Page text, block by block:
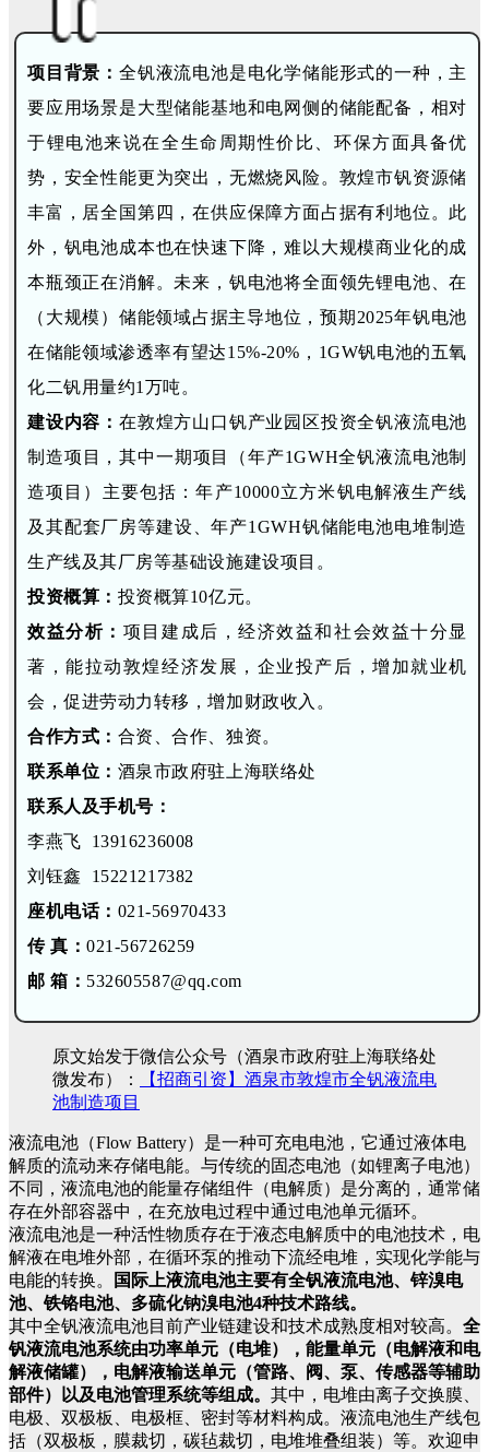
项目背景：全钒液流电池是电化学储能形式的一种，主
要应用场景是大型储能基地和电网侧的储能配备，相对
于锂电池来说在全生命周期性价比、环保方面具备优
势，安全性能更为突出，无燃烧风险。敦煌市钒资源储
丰富，居全国第四，在供应保障方面占据有利地位。此
外，钒电池成本也在快速下降，难以大规模商业化的成
本瓶颈正在消解。未来，钒电池将全面领先锂电池、在
（大规模）储能领域占据主导地位，预期2025年钒电池
在储能领域渗透率有望达15%-20%，1GW钒电池的五氧
化二钒用量约1万吨。
建设内容：在敦煌方山口钒产业园区投资全钒液流电池
制造项目，其中一期项目（年产1GWH全钒液流电池制
造项目）主要包括：年产10000立方米钒电解液生产线
及其配套厂房等建设、年产1GWH钒储能电池电堆制造
生产线及其厂房等基础设施建设项目。
投资概算： 投资概算10亿元。
效益分析： 项目建成后，经济效益和社会效益十分显
著，能拉动敦煌经济发展，企业投产后，增加就业机
会，促进劳动力转移，增加财政收入。
合作方式： 合资、合作、独资。
联系单位： 酒泉市政府驻上海联络处
联系人及手机号：
李燕飞 13916236008
刘钰鑫 15221217382
座机电话： 021-56970433
传 真：021-56726259
邮 箱： 532605587@qq.com
原文始发于微信公众号（酒泉市政府驻上海联络处
微发布）：
【招商引资】酒泉市敦煌市全钒液流电
池制造项目
液流电池（Flow Battery）是一种可充电电池，它通过液体电
解质的流动来存储电能。与传统的固态电池（如锂离子电池）
不同，液流电池的能量存储组件（电解质）是分离的，通常储
存在外部容器中，在充放电过程中通过电池单元循环。
液流电池是一种活性物质存在于液态电解质中的电池技术，电
解液在电堆外部，在循环泵的推动下流经电堆，实现化学能与
电能的转换。
国际上液流电池主要有全钒液流电池、锌溴电
池、铁铬电池、多硫化钠溴电池4种技术路线。
其中全钒液流电池目前产业链建设和技术成熟度相对较高。 全
钒液流电池系统由功率单元（电堆），能量单元（电解液和电
解液储罐），电解液输送单元（管路、阀、泵、传感器等辅助
部件）以及电池管理系统等组成。 其中，电堆由离子交换膜、
电极、双极板、电极框、密封等材料构成。液流电池生产线包
括（双极板，膜裁切，碳毡裁切，电堆堆叠组装）等。欢迎申